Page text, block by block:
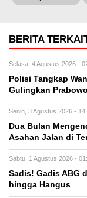
BERITA
Selasa, 4 Agustus 2026 -
Polisi Tangkap
Gulingkan Prabowo
Senin, 3 Agustus 2026 -
Dua Bulan
Asahan Jalan di
Sabtu, 1 Agustus 2026 -
Sadis! Gadis ABG
hingga Hangus